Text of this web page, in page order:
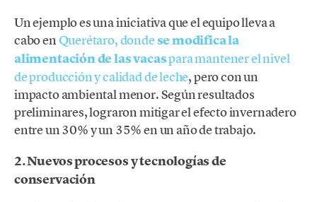
Un ejemplo es una iniciativa que el equipo lleva a
cabo en Querétaro, dondese modifica la
alimentación de las vacaspara mantener el nivel
de producción y calidad de leche, pero con un
impacto ambiental menor. Según resultados
preliminares, lograron mitigar el efecto invernadero
entre un 30% y un 35% en un año de trabajo.
2. Nuevos procesos y tecnologías de
conservación